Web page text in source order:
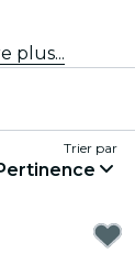
plus...
Trier par